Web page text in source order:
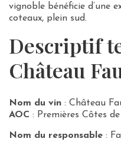
vignoble bénéficie d’une
coteaux, plein sud.
Descriptif
Château
Nom du vin : Château
AOC : Premières Côtes
Nom du responsable :